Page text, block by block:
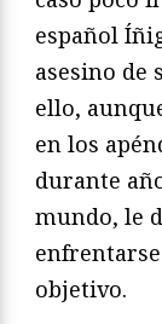
español
asesino de
ello,
en los
durante
mundo, le
objetivo.